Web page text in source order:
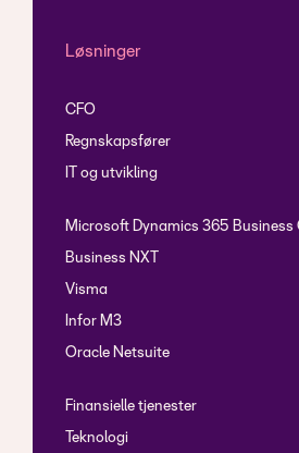
Løsninger
CFO
Regnskapsfører
IT og utvikling
Microsoft Dynamics 365 Business
Business NXT
Visma
Infor M3
Oracle Netsuite
Finansielle tjenester
Teknologi